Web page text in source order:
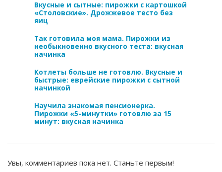
Вкусные и сытные: пирожки с картошкой
«Столовские». Дрожжевое тесто без
яиц
Так готовила моя мама. Пирожки из
необыкновенно вкусного теста: вкусная
начинка
Котлеты больше не готовлю. Вкусные и
быстрые: еврейские пирожки с сытной
начинкой
Научила знакомая пенсионерка.
Пирожки «5-минутки» готовлю за 15
минут: вкусная начинка
Увы, комментариев пока нет. Станьте первым!